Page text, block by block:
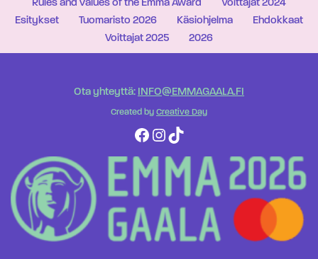
Rules and values of the Emma Award
Voittajat 2024
Esitykset
Tuomaristo 2026 Käsiohjelma
Ehdokkaat
Voittajat 2025
2026
Ota yhteyttä: INFO@EMMAGAALA.FI
Created by Creative Day